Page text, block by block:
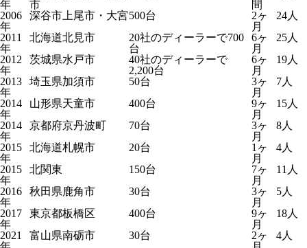
年
市
間
2006
年
深谷市上尾市・大宮500台
2ヶ
月
24人
2011
年
北海道北見市
20社のディーラーで700
台
6ヶ
月
25人
2012
年
茨城県水戸市
40社のディーラーで
2,200台
6ヶ
月
19人
2013
年
埼玉県加須市 50台
3ヶ
月
7人
2014
年
山形県天童市 400台
9ヶ
月
15人
2014
年
京都府京丹波町 70台
3ヶ
月
8人
2015
年
北海道札幌市 20台
1ヶ
月
4人
2015
年
北関東 150台
7ヶ
月
11人
2016
年
秋田県鹿角市 30台
3ヶ
月
5人
2017
年
東京都板橋区 400台
9ヶ
月
18人
2021
富山県南砺市 30台
2ヶ
4人